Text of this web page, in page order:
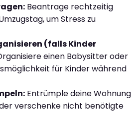
Beantrage rechtzeitig
um Stress zu
(falls Kinder
einen Babysitter oder
für Kinder während
Entrümple deine Wohnung
verschenke nicht benötigte